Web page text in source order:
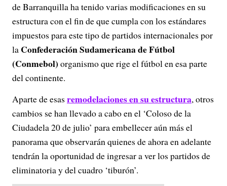
de Barranquilla ha tenido varias modificaciones en su
estructura con el fin de que cumpla con los estándares
impuestos para este tipo de partidos internacionales por
la Confederación Sudamericana de Fútbol
(Conmebol) organismo que rige el fútbol en esa parte
del continente.
Aparte de esas remodelaciones en su estructura, otros
cambios se han llevado a cabo en el ‘Coloso de la
Ciudadela 20 de julio’ para embellecer aún más el
panorama que observarán quienes de ahora en adelante
tendrán la oportunidad de ingresar a ver los partidos de
eliminatoria y del cuadro ‘tiburón’.